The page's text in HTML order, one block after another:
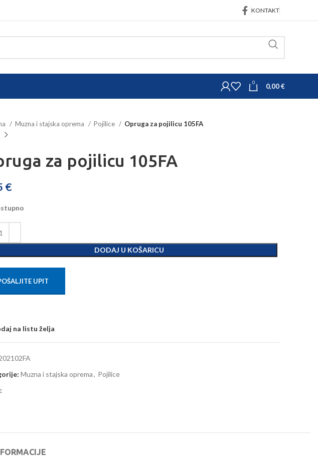
KONTAKT
0 0,00€
Muzna i stajska oprema Pojilice Opruga za pojilicu 105FA
za pojilicu 105FA
€
DODAJ U KOŠARICU
UPIT
na listu želja
Muzna i stajska oprema, Pojilice